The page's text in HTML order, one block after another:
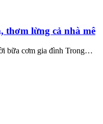
thơm lừng cả nhà mê
bữa cơm gia đình Trong…